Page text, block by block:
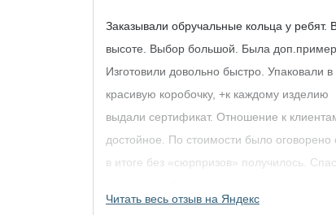
Заказывали обручальные кольца у ребят.
высоте. Выбор большой. Была
Изготовили довольно быстро. Упаковали в
красивую коробочку, +к каждому изделию
выдали сертификат. Отношение к
достойное. По стоимости было оговорено
в итоге без «сюрпризов» получилось.
украшениями!
Читать весь отзыв на Яндекс